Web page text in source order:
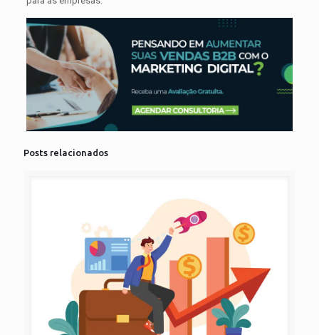
Posts relacionados